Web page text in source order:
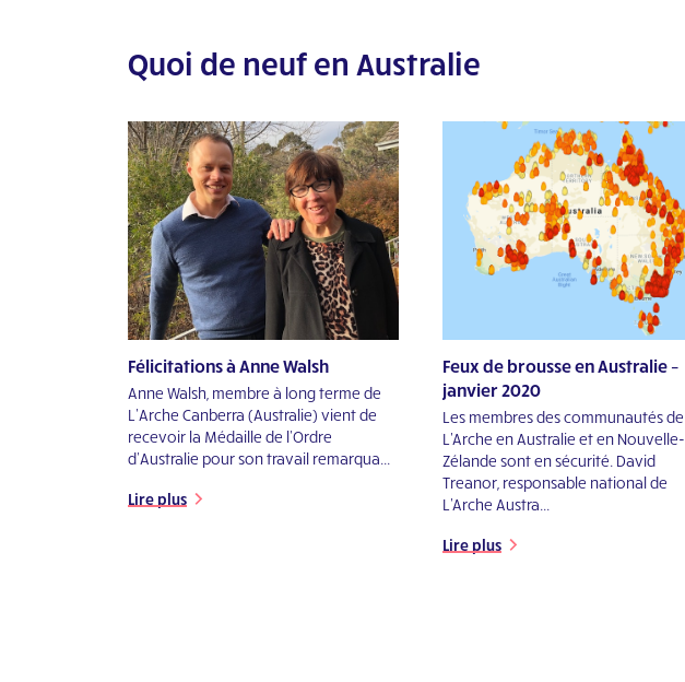
Quoi de neuf en Australie
Félicitations à Anne Walsh
Anne Walsh, membre à long terme de
L’Arche Canberra (Australie) vient de
recevoir la Médaille de l’Ordre
d’Australie pour son travail remarqua...
Lire plus
Feux de brousse en Australie –
janvier 2020
Les membres des communautés de
L'Arche en Australie et en Nouvelle-
Zélande sont en sécurité. David
Treanor, responsable national de
L'Arche Austra...
Lire plus